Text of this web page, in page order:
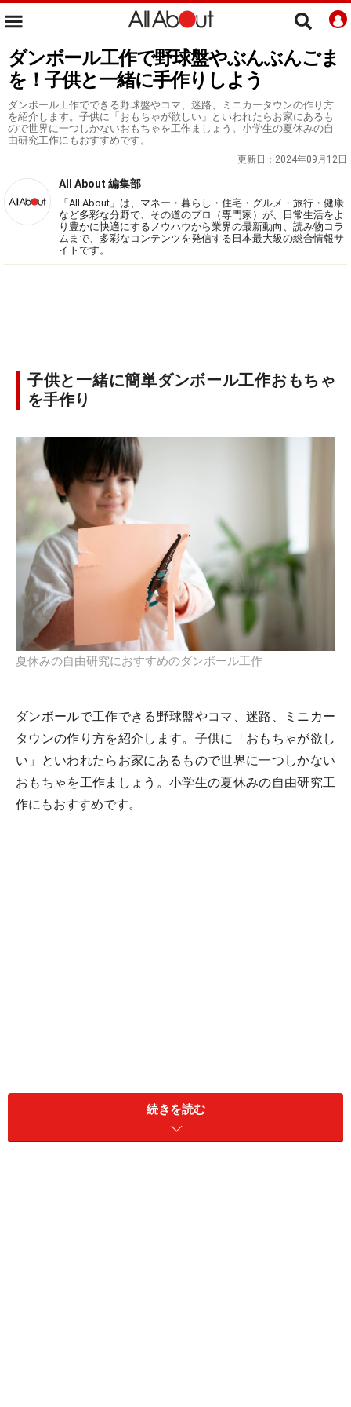
ダンボール工作で野球盤やぶんぶんごま
を！子供と一緒に手作りしよう
ダンボール工作でできる野球盤やコマ、迷路、ミニカータウンの作り方
を紹介します。子供に「おもちゃが欲しい」といわれたらお家にあるも
ので世界に一つしかないおもちゃを工作ましょう。小学生の夏休みの自
由研究工作にもおすすめです。
更新日： 2024年09月12日
All About 編集部
「All About」は、マネー・暮らし・住宅・グルメ・旅行・健康
など多彩な分野で、その道のプロ（専門家）が、日常生活をよ
り豊かに快適にするノウハウから業界の最新動向、読み物コラ
ムまで、多彩なコンテンツを発信する日本最大級の総合情報サ
イトです。
子供と一緒に簡単ダンボール工作おもちゃ
を手作り
夏休みの自由研究におすすめのダンボール工作
ダンボールで工作できる野球盤やコマ、迷路、ミニカー
タウンの作り方を紹介します。子供に「おもちゃが欲し
い」といわれたらお家にあるもので世界に一つしかない
おもちゃを工作ましょう。小学生の夏休みの自由研究工
作にもおすすめです。
<ダンボールで手作りおもちゃ・目次>
ダンボール工作1：リズム感が勝負の昔おもちゃ「ぶん
続きを読む